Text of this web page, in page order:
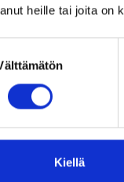
heille tai joita on
Kiellä
SÄÄTIÖ